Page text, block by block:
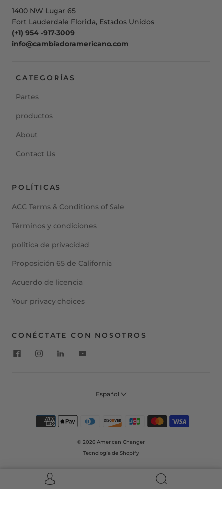
1400 NW Lugar 65
Fort Lauderdale Florida, Estados Unidos
(+1) 954 -917-3009
info@cambiadoramericano.com
CATEGORÍAS
Partes
productos
About
Contact Us
POLÍTICAS
ACC Terms & Conditions of Sale
Términos y condiciones
política de privacidad
Proposición 65 de California
Acuerdo de licencia
Your privacy choices
CONÉCTATE CON NOSOTROS
© 2026 American Changer
Tecnología de Shopify
Español